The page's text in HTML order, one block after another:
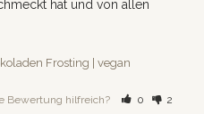
hat und von allen
Frosting | vegan
Bewertung hilfreich? 0 2